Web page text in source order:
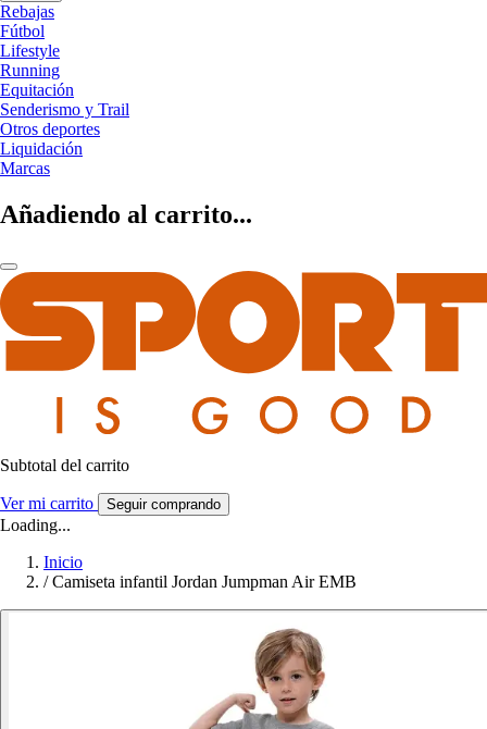
Rebajas
Fútbol
Lifestyle
Running
Equitación
Senderismo y Trail
Otros deportes
Liquidación
Marcas
Añadiendo al carrito...
Subtotal del carrito
Ver mi carrito Seguir comprando
Loading...
Inicio
/ Camiseta infantil Jordan Jumpman Air EMB